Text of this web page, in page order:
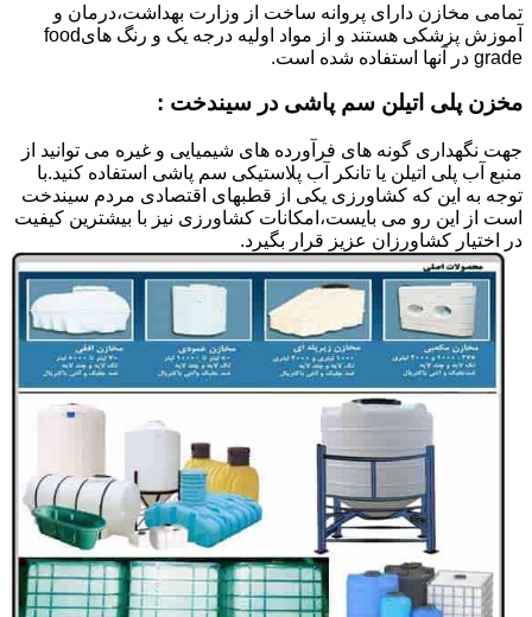
تمامی مخازن دارای پروانه ساخت از وزارت بهداشت،درمان و
آموزش پزشکی هستند و از مواد اولیه درجه یک و رنگ هایfood
grade در آنها استفاده شده است.
مخزن پلی اتیلن سم پاشی در سیندخت :
جهت نگهداری گونه های فرآورده های شیمیایی و غیره می توانید از
منبع آب پلی اتیلن یا تانکر آب پلاستیکی سم پاشی استفاده کنید.با
توجه به این که کشاورزی یکی از قطبهای اقتصادی مردم سیندخت
است از این رو می بایست،امکانات کشاورزی نیز با بیشترین کیفیت
در اختیار کشاورزان عزیز قرار بگیرد.